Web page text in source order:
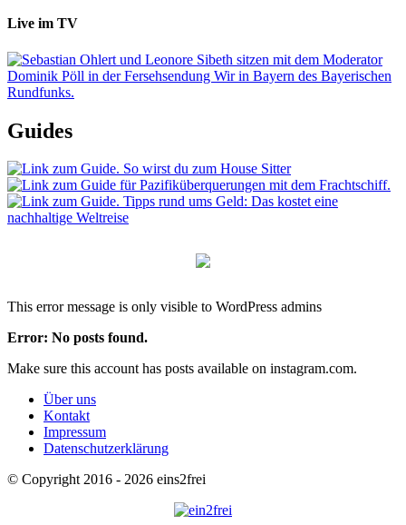
Live im TV
Guides
This error message is only visible to WordPress admins
Error: No posts found.
Make sure this account has posts available on instagram.com.
Über uns
Kontakt
Impressum
Datenschutzerklärung
© Copyright 2016 - 2026 eins2frei